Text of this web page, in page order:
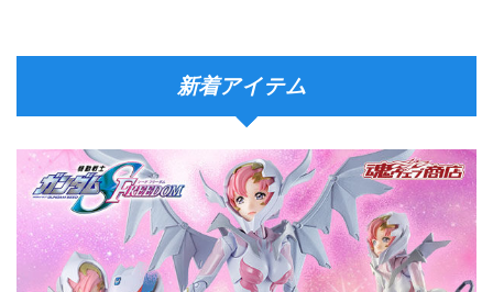
新着アイテム